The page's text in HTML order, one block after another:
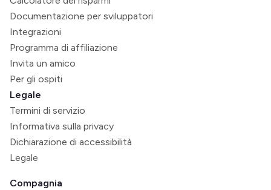
Documentazione per sviluppatori
Integrazioni
Programma di affiliazione
Invita un amico
Per gli ospiti
Legale
Termini di servizio
Informativa sulla privacy
Dichiarazione di accessibilità
Legale
Compagnia